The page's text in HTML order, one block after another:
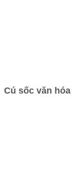
Cú sốc văn